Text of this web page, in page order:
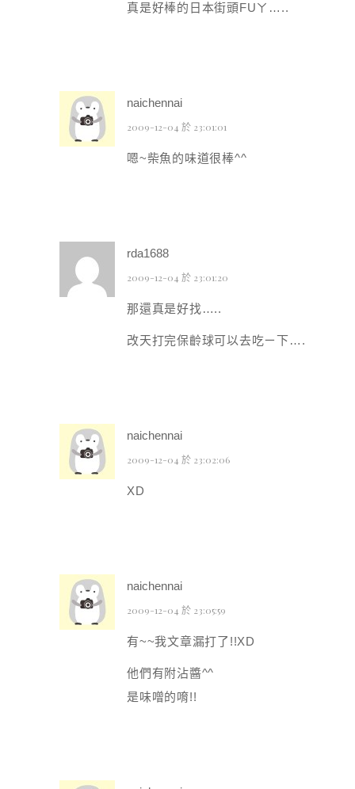
真是好棒的日本街頭FUㄚ…..
naichennai
2009-12-04 於 23:01:01
嗯~柴魚的味道很棒^^
rda1688
2009-12-04 於 23:01:20
那還真是好找…..
改天打完保齡球可以去吃ㄧ下….
naichennai
2009-12-04 於 23:02:06
XD
naichennai
2009-12-04 於 23:05:59
有~~我文章漏打了!!XD
他們有附沾醬^^
是味噌的唷!!